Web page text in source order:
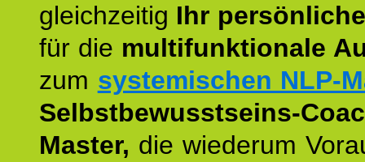
gleichzeitig Ihr
für die multifunktionale
zum systemischen NLP-
Selbstbewusstseins-
Master, die wiederum